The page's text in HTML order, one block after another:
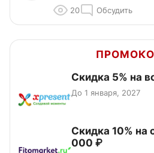
20 Обсудить
Скидка 5% на
До 1 января, 2027
Скидка 10% на
000 ₽